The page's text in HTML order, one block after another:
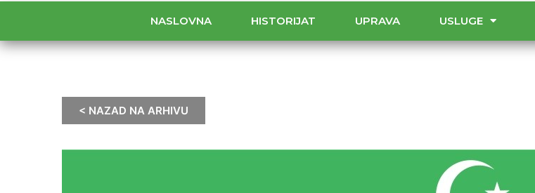
NASLOVNA HISTORIJAT UPRAVA USLUGE
< NAZAD NA ARHIVU